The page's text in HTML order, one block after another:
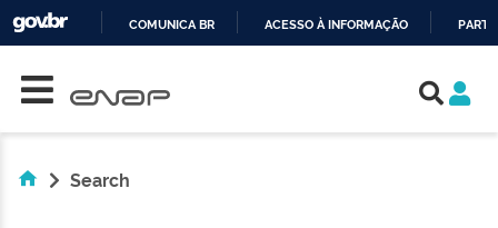
COMUNICA BR ACESSO À INFORMAÇÃO
Search